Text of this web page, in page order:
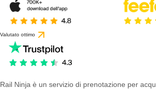
Valutato ottimo
Rail Ninja è un servizio di prenotazione per